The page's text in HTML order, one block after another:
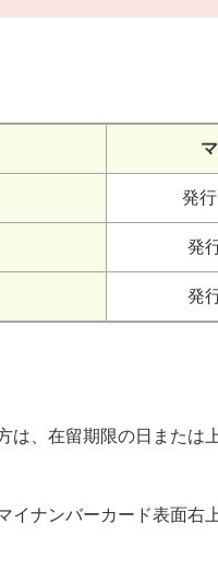
発
発
発
、在留期限の日または
ナンバーカード表面右